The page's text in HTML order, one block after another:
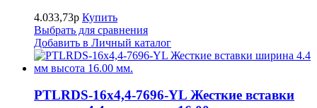
4.033,73р Купить
Выбрать для сравнения
Добавить в Личный каталог
PTLRDS-16x4,4-7696-YL Жесткие вставки